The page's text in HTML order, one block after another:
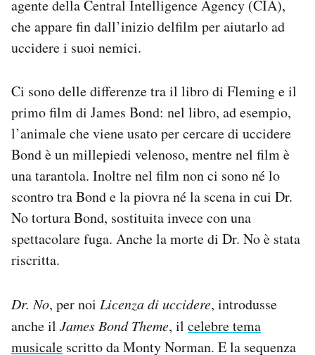
agente della Central Intelligence Agency (CIA),
che appare fin dall’inizio delfilm per aiutarlo ad
uccidere i suoi nemici.
Ci sono delle differenze tra il libro di Fleming e il
primo film di James Bond: nel libro, ad esempio,
l’animale che viene usato per cercare di uccidere
Bond è un millepiedi velenoso, mentre nel film è
una tarantola. Inoltre nel film non ci sono né lo
scontro tra Bond e la piovra né la scena in cui Dr.
No tortura Bond, sostituita invece con una
spettacolare fuga. Anche la morte di Dr. No è stata
riscritta.
Dr. No, per noi Licenza di uccidere, introdusse
anche il James Bond Theme, il celebre tema
musicale scritto da Monty Norman. E la sequenza